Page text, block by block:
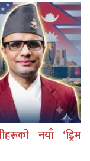
नयाँ ‘ड्रिम